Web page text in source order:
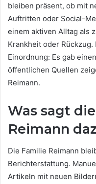
bleiben präsent, ob mit
Auftritten oder Social-
einem aktiven Alltag als
Krankheit oder
Einordnung: Es gab
öffentlichen Quellen
Reimann.
Was sagt
Reimann
Die Familie Reimann
Berichterstattung.
Artikeln mit neuen